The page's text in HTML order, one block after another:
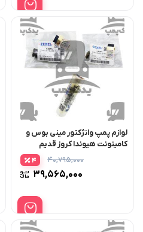
لوازم پمپ وانژکتور مینی بوس و
کامینونت هیوندا کروز قدیم
۴۰,۷۹۵,۰۰۰
قیمت
اصلی:
بود.
۳۹,۵۶۵,۰۰۰
فعلی:
4